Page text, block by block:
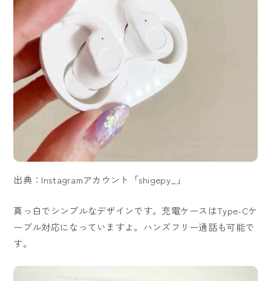
出典：Instagramアカウント「shigepy_」
真っ白でシンプルなデザインです。充電ケースはType-Cケ
ーブル対応になっていますよ。ハンズフリー通話も可能で
す。